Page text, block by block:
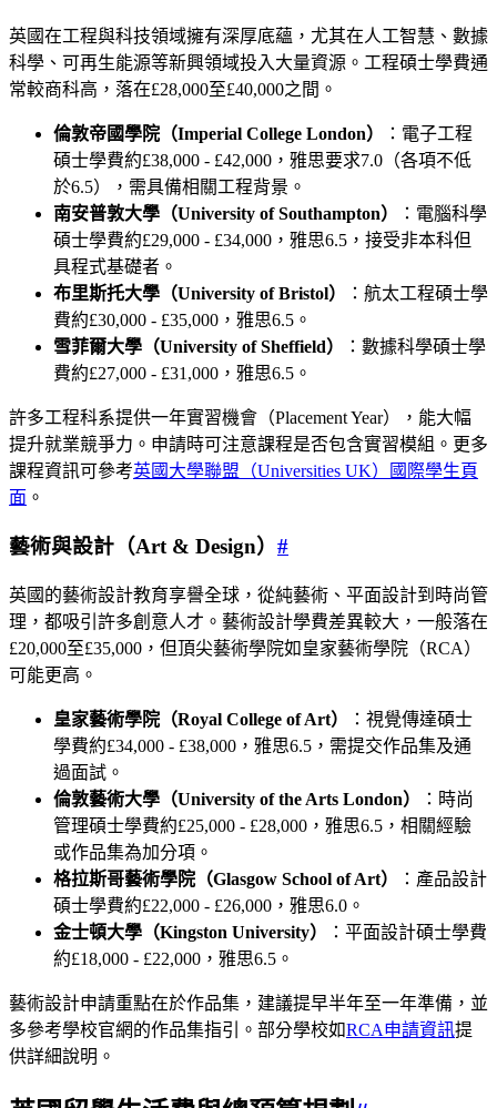
英國在工程與科技領域擁有深厚底蘊，尤其在人工智慧、數據
科學、可再生能源等新興領域投入大量資源。工程碩士學費通
常較商科高，落在£28,000至£40,000之間。
倫敦帝國學院（Imperial College London）
：電子工程
碩士學費約£38,000 - £42,000，雅思要求7.0（各項不低
於6.5），需具備相關工程背景。
南安普敦大學（University of Southampton）
：電腦科學
碩士學費約£29,000 - £34,000，雅思6.5，接受非本科但
具程式基礎者。
布里斯托大學（University of Bristol）
：航太工程碩士學
費約£30,000 - £35,000，雅思6.5。
雪菲爾大學（University of Sheffield）
：數據科學碩士學
費約£27,000 - £31,000，雅思6.5。
許多工程科系提供一年實習機會（Placement Year），能大幅
提升就業競爭力。申請時可注意課程是否包含實習模組。更多
課程資訊可參考英國大學聯盟（Universities UK）國際學生頁
面 。
藝術與設計（Art & Design） #
英國的藝術設計教育享譽全球，從純藝術、平面設計到時尚管
理，都吸引許多創意人才。藝術設計學費差異較大，一般落在
£20,000至£35,000，但頂尖藝術學院如皇家藝術學院（RCA）
可能更高。
皇家藝術學院（Royal College of Art）
：視覺傳達碩士
學費約£34,000 - £38,000，雅思6.5，需提交作品集及通
過面試。
倫敦藝術大學（University of the Arts London）
：時尚
管理碩士學費約£25,000 - £28,000，雅思6.5，相關經驗
或作品集為加分項。
格拉斯哥藝術學院（Glasgow School of Art）
：產品設計
碩士學費約£22,000 - £26,000，雅思6.0。
金士頓大學（Kingston University）
：平面設計碩士學費
約£18,000 - £22,000，雅思6.5。
藝術設計申請重點在於作品集，建議提早半年至一年準備，並
多參考學校官網的作品集指引。部分學校如RCA申請資訊提
供詳細說明。